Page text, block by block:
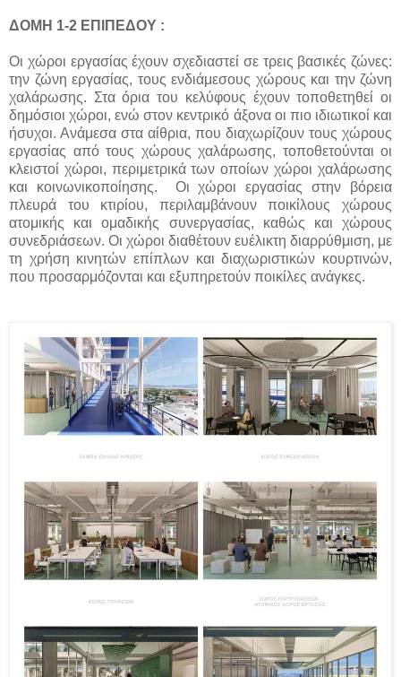
ΔΟΜΗ 1-2 ΕΠΙΠΕΔΟΥ :
Οι χώροι εργασίας έχουν σχεδιαστεί σε τρεις βασικές ζώνες:
την ζώνη εργασίας, τους ενδιάμεσους χώρους και την ζώνη
χαλάρωσης. Στα όρια του κελύφους έχουν τοποθετηθεί οι
δημόσιοι χώροι, ενώ στον κεντρικό άξονα οι πιο ιδιωτικοί και
ήσυχοι. Ανάμεσα στα αίθρια, που διαχωρίζουν τους χώρους
εργασίας από τους χώρους χαλάρωσης, τοποθετούνται οι
κλειστοί χώροι, περιμετρικά των οποίων χώροι χαλάρωσης
και κοινωνικοποίησης. Οι χώροι εργασίας στην βόρεια
πλευρά του κτιρίου, περιλαμβάνουν ποικίλους χώρους
ατομικής και ομαδικής συνεργασίας, καθώς και χώρους
συνεδριάσεων. Οι χώροι διαθέτουν ευέλικτη διαρρύθμιση, με
τη χρήση κινητών επίπλων και διαχωριστικών κουρτινών,
που προσαρμόζονται και εξυπηρετούν ποικίλες ανάγκες.